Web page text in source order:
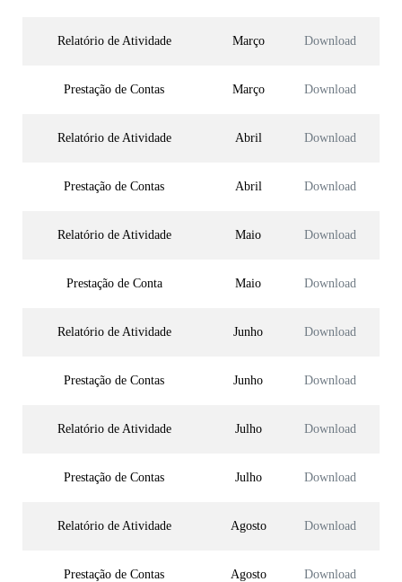
Relatório de Atividade Março Download
Prestação de Contas Março Download
Relatório de Atividade Abril Download
Prestação de Contas Abril Download
Relatório de Atividade Maio Download
Prestação de Conta Maio Download
Relatório de Atividade Junho Download
Prestação de Contas Junho Download
Relatório de Atividade Julho Download
Prestação de Contas Julho Download
Relatório de Atividade Agosto Download
Prestação de Contas Agosto Download